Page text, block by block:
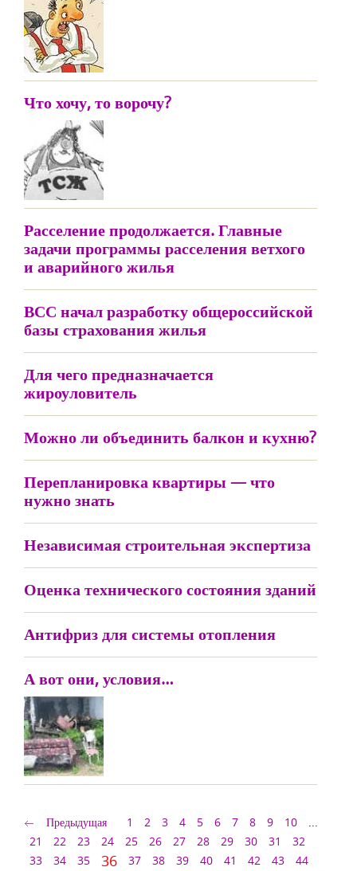
Что хочу, то ворочу?
Расселение продолжается. Главные
задачи программы расселения ветхого
и аварийного жилья
ВСС начал разработку общероссийской
базы страхования жилья
Для чего предназначается
жироуловитель
Можно ли объединить балкон и кухню?
Перепланировка квартиры — что
нужно знать
Независимая строительная экспертиза
Оценка технического состояния зданий
Антифриз для системы отопления
А вот они, условия…
Предыдущая 1 2 3 4 5 6 7 8 9 10
...
21
22 23 24 25 26 27 28 29 30 31
32
33
34 35 36 37 38 39 40 41 42 43
44